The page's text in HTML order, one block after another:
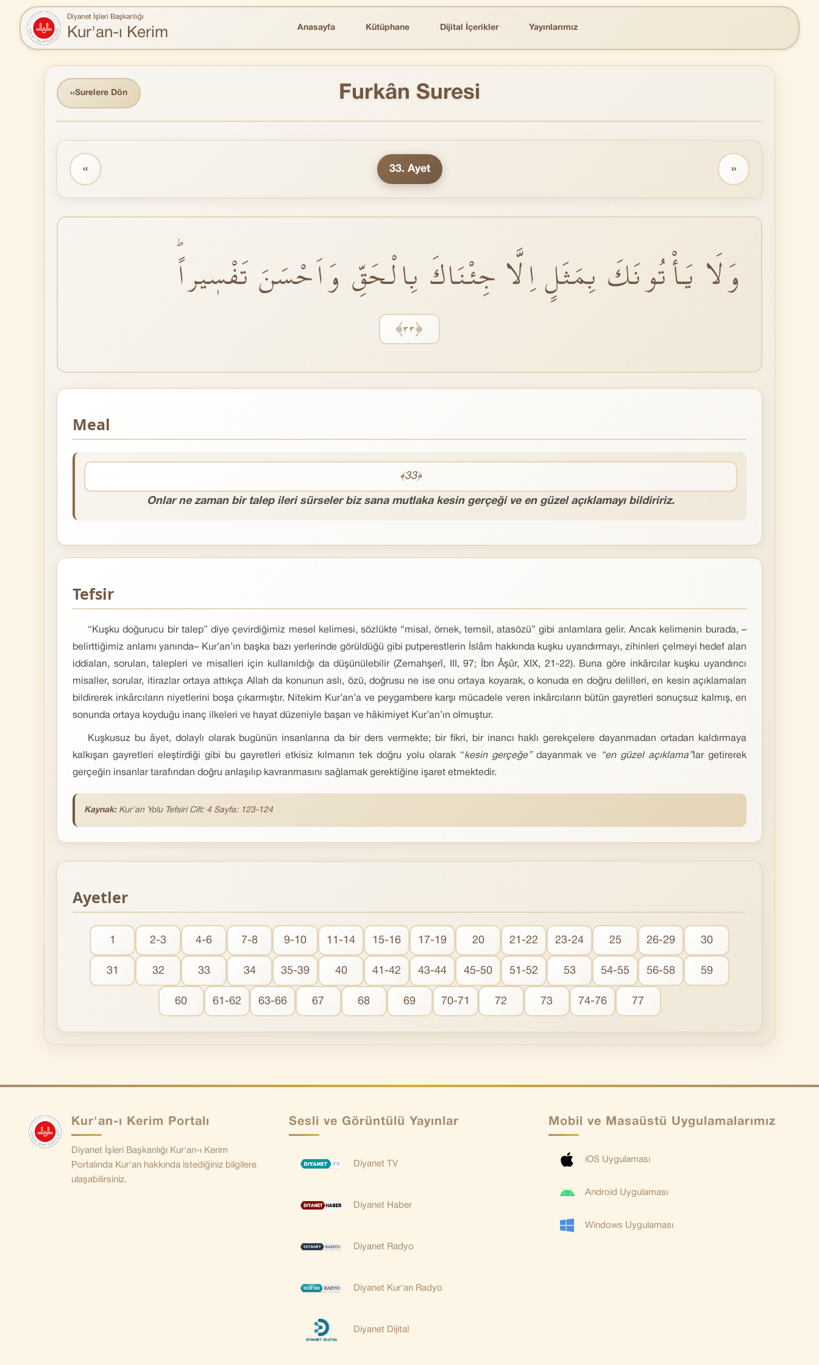
Diyanet İşleri Başkanlığı
Kur'an-ı Kerim Anasayfa Kütüphane Dijital İçerikler Yayınlarımız
‹‹Surelere Dön Furkân Suresi
‹‹ 33. Ayet ››
وَلَا يَأْتُونَكَ بِمَثَلٍ اِلَّا جِئْنَاكَ بِالْحَقِّ وَاَحْسَنَ تَفْسٖيراًؕ
﴿٣٣﴾
Meal
﴾33﴿
Onlar ne zaman bir talep ileri sürseler biz sana mutlaka kesin gerçeği ve en güzel açıklamayı bildiririz.
Tefsir
“Kuşku doğurucu bir talep” diye çevirdiğimiz mesel kelimesi, sözlükte “misal, örnek, temsil, atasözü” gibi anlamlara gelir. Ancak kelimenin burada, –
belirttiğimiz anlamı yanında– Kur’an’ın başka bazı yerlerinde görüldüğü gibi putperestlerin İslâm hakkında kuşku uyandırmayı, zihinleri çelmeyi hedef alan
iddiaları, soruları, talepleri ve misalleri için kullanıldığı da düşünülebilir (Zemahşerî, III, 97; İbn Âşûr, XIX, 21-22). Buna göre inkârcılar kuşku uyandırıcı
misaller, sorular, itirazlar ortaya attıkça Allah da konunun aslı, özü, doğrusu ne ise onu ortaya koyarak, o konuda en doğru delilleri, en kesin açıklamaları
bildirerek inkârcıların niyetlerini boşa çıkarmıştır. Nitekim Kur’an’a ve peygambere karşı mücadele veren inkârcıların bütün gayretleri sonuçsuz kalmış, en
sonunda ortaya koyduğu inanç ilkeleri ve hayat düzeniyle başarı ve hâkimiyet Kur’an’ın olmuştur.
Kuşkusuz bu âyet, dolaylı olarak bugünün insanlarına da bir ders vermekte; bir fikri, bir inancı haklı gerekçelere dayanmadan ortadan kaldırmaya
kalkışan gayretleri eleştirdiği gibi bu gayretleri etkisiz kılmanın tek doğru yolu olarak “kesin gerçeğe”dayanmak ve “en güzel açıklama”lar getirerek
gerçeğin insanlar tarafından doğru anlaşılıp kavranmasını sağlamak gerektiğine işaret etmektedir.
Kaynak: Kur'an Yolu Tefsiri Cilt: 4 Sayfa: 123-124
Ayetler
1 2-3 4-6 7-8 9-10 11-14 15-16 17-19 20 21-22 23-24 25 26-29 30
31 32 33 34 35-39 40 41-42 43-44 45-50 51-52 53 54-55 56-58 59
60 61-62 63-66 67 68 69 70-71 72 73 74-76 77
Kur'an-ı Kerim Portalı
Diyanet İşleri Başkanlığı Kur'an-ı Kerim
Portalında Kur'an hakkında istediğiniz bilgilere
ulaşabilirsiniz.
Sesli ve Görüntülü Yayınlar
Diyanet TV
Diyanet Haber
Diyanet Radyo
Diyanet Kur'an Radyo
Diyanet Dijital
Mobil ve Masaüstü Uygulamalarımız
iOS Uygulaması
Android Uygulaması
Windows Uygulaması